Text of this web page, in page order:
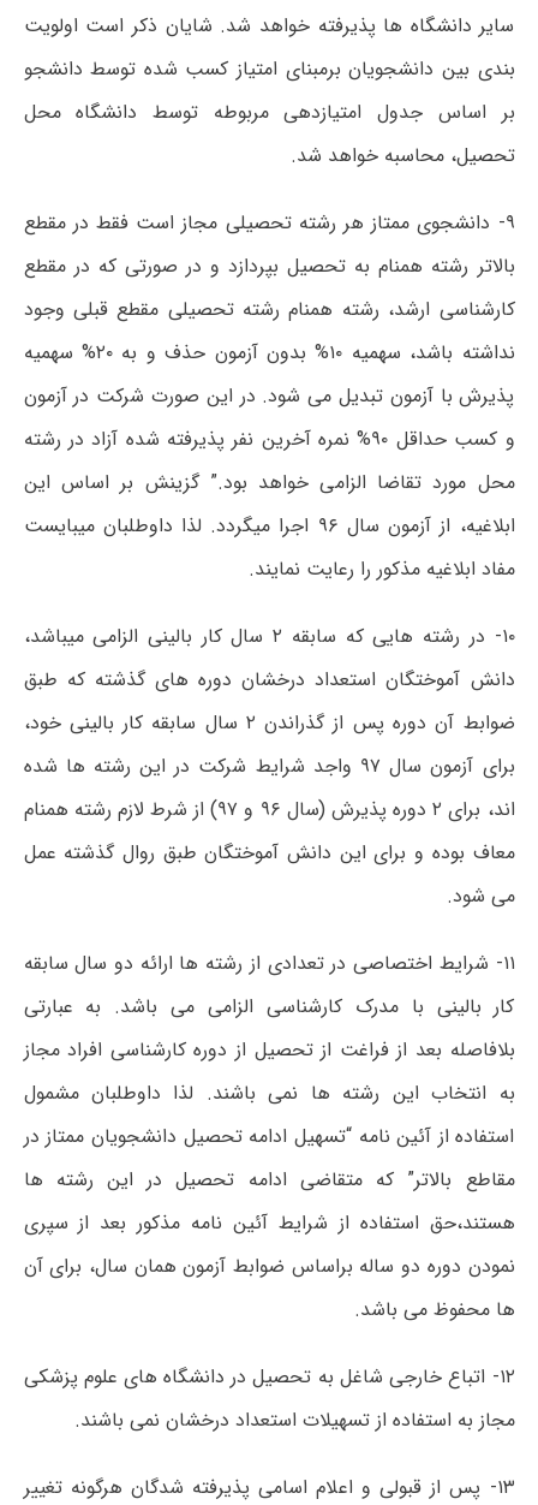
سایر دانشگاه ها پذیرفته خواهد شد. شایان ذکر است اولویت
بندی بین دانشجویان برمبنای امتیاز کسب شده توسط دانشجو
بر اساس جدول امتیازدهی مربوطه توسط دانشگاه محل
تحصیل، محاسبه خواهد شد.
۹- دانشجوی ممتاز هر رشته تحصیلی مجاز است فقط در مقطع
بالاتر رشته همنام به تحصیل بپردازد و در صورتی که در مقطع
کارشناسی ارشد، رشته همنام رشته تحصیلی مقطع قبلی وجود
نداشته باشد، سهمیه ۱۰% بدون آزمون حذف و به ۲۰% سهمیه
پذیرش با آزمون تبدیل می شود. در این صورت شرکت در آزمون
و کسب حداقل ۹۰% نمره آخرین نفر پذیرفته شده آزاد در رشته
محل مورد تقاضا الزامی خواهد بود.” گزینش بر اساس این
ابلاغیه، از آزمون سال ۹۶ اجرا میگردد. لذا داوطلبان میبایست
مفاد ابلاغیه مذکور را رعایت نمایند.
۱۰- در رشته هایی که سابقه ۲ سال کار بالینی الزامی میباشد،
دانش آموختگان استعداد درخشان دوره های گذشته که طبق
ضوابط آن دوره پس از گذراندن ۲ سال سابقه کار بالینی خود،
برای آزمون سال ۹۷ واجد شرایط شرکت در این رشته ها شده
اند، برای ۲ دوره پذیرش (سال ۹۶ و ۹۷) از شرط لازم رشته همنام
معاف بوده و برای این دانش آموختگان طبق روال گذشته عمل
می شود.
۱۱- شرایط اختصاصی در تعدادی از رشته ها ارائه دو سال سابقه
کار بالینی با مدرک کارشناسی الزامی می باشد. به عبارتی
بلافاصله بعد از فراغت از تحصیل از دوره کارشناسی افراد مجاز
به انتخاب این رشته ها نمی باشند. لذا داوطلبان مشمول
استفاده از آئین نامه “تسهیل ادامه تحصیل دانشجویان ممتاز در
مقاطع بالاتر” که متقاضی ادامه تحصیل در این رشته ها
هستند،حق استفاده از شرایط آئین نامه مذکور بعد از سپری
نمودن دوره دو ساله براساس ضوابط آزمون همان سال، برای آن
ها محفوظ می باشد.
۱۲- اتباع خارجی شاغل به تحصیل در دانشگاه های علوم پزشکی
مجاز به استفاده از تسهیلات استعداد درخشان نمی باشند.
۱۳- پس از قبولی و اعلام اسامی پذیرفته شدگان هرگونه تغییر